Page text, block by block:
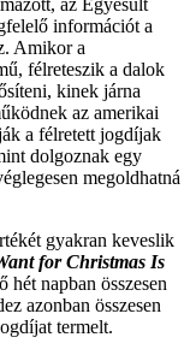
az Egyesült
információt a
Amikor a
félreteszik a dalok
kinek járna
az amerikai
a félretett jogdíjak
dolgoznak egy
megoldhatná
gyakran keveslik
for Christmas Is
hét napban összesen
azonban összesen
termelt.